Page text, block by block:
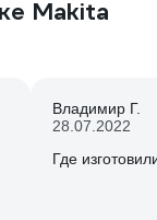
ручки» за
хорошо
точно
пришлось.
Makita
Владимир Г.
28.07.2022
Где